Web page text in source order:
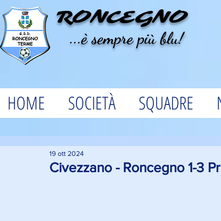
RONCEGNO
...è sempre più blu!
HOME SOCIETÀ SQUADRE
Civezzano - Roncegno 1-3
19 ott 2024